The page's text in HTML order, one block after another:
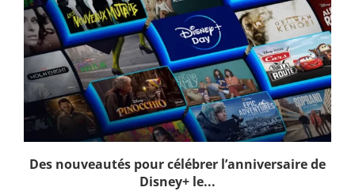
Des nouveautés pour célébrer l’anniversaire de
Disney+ le...